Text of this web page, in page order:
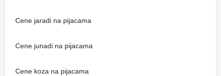
Cene jaradi na pijacama
Cene junadi na pijacama
Cene koza na pijacama